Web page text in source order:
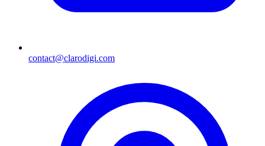
contact@clarodigi.com